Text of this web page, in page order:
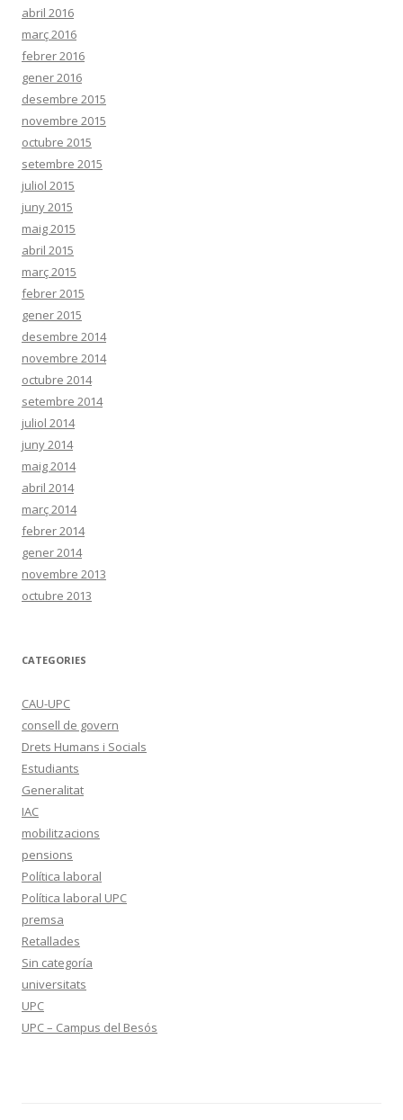
abril 2016
març 2016
febrer 2016
gener 2016
desembre 2015
novembre 2015
octubre 2015
setembre 2015
juliol 2015
juny 2015
maig 2015
abril 2015
març 2015
febrer 2015
gener 2015
desembre 2014
novembre 2014
octubre 2014
setembre 2014
juliol 2014
juny 2014
maig 2014
abril 2014
març 2014
febrer 2014
gener 2014
novembre 2013
octubre 2013
CATEGORIES
CAU-UPC
consell de govern
Drets Humans i Socials
Estudiants
Generalitat
IAC
mobilitzacions
pensions
Política laboral
Política laboral UPC
premsa
Retallades
Sin categoría
universitats
UPC
UPC – Campus del Besós